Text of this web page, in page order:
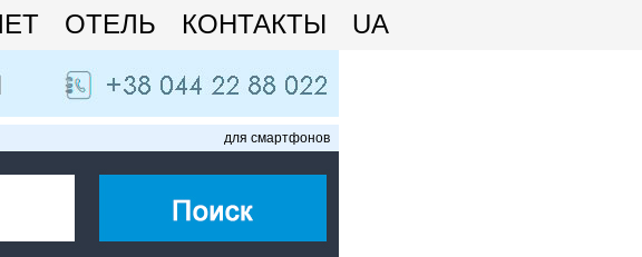
ОТЕЛЬ КОНТАКТЫ UA
для смартфонов